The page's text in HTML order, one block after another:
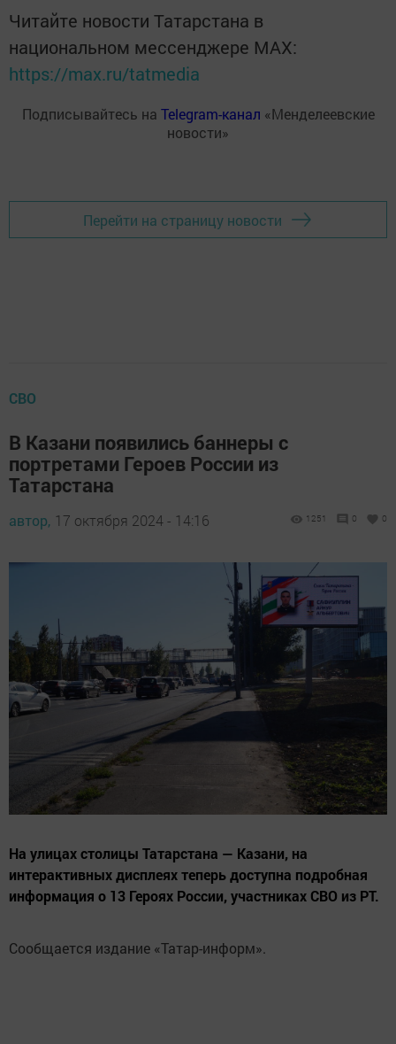
Читайте новости Татарстана в
национальном мессенджере MАХ:
https://max.ru/tatmedia
Подписывайтесь на Telegram-канал «Менделеевские
новости»
Перейти на страницу новости
СВО
В Казани появились баннеры с
портретами Героев России из
Татарстана
автор, 17 октября 2024 - 14:16 1251 0 0
На улицах столицы Татарстана — Казани, на
интерактивных дисплеях теперь доступна подробная
информация о 13 Героях России, участниках СВО из РТ.
Сообщается издание «Татар-информ».